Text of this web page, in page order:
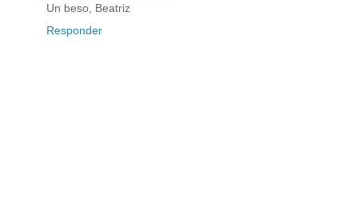
Un beso, Beatriz
Responder